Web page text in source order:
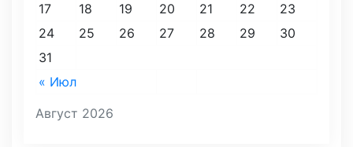
Август 2026
« Июл
17
18 19 20 21 22
23
24
25 26 27 28 29
30
31